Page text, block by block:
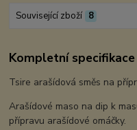
Související zboží 8
Kompletní specifikace
Tsire arašídová směs na
Arašídové maso na dip k
přípravu arašídové omáčky.